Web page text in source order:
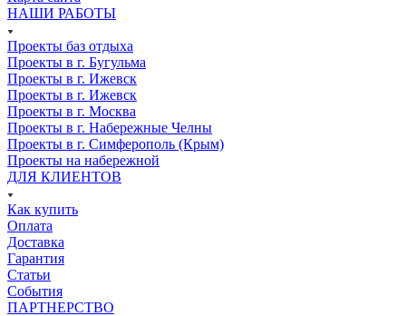
НАШИ РАБОТЫ
Проекты баз отдыха
Проекты в г. Бугульма
Проекты в г. Ижевск
Проекты в г. Ижевск
Проекты в г. Москва
Проекты в г. Набережные Челны
Проекты в г. Симферополь (Крым)
Проекты на набережной
ДЛЯ КЛИЕНТОВ
Как купить
Оплата
Доставка
Гарантия
Статьи
События
ПАРТНЕРСТВО